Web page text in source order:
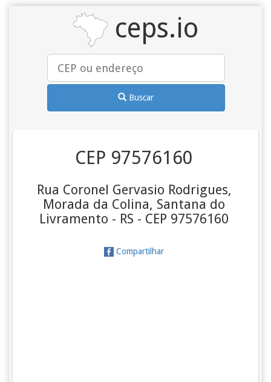
ceps.io
Buscar
CEP 97576160
Rua Coronel Gervasio Rodrigues,
Morada da Colina, Santana do
Livramento - RS - CEP 97576160
Compartilhar